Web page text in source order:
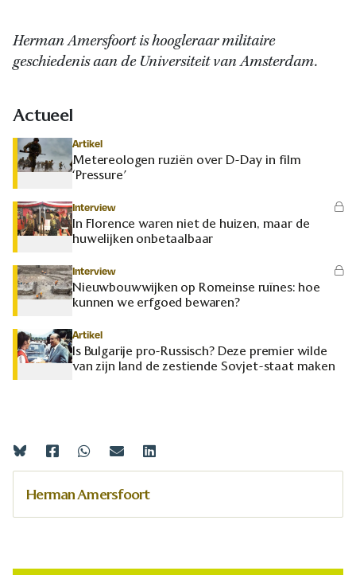
Herman Amersfoort is hoogleraar militaire
geschiedenis aan de Universiteit van Amsterdam.
Actueel
Artikel
Metereologen ruziën over D-Day in film
‘Pressure’
Interview
In Florence waren niet de huizen, maar de
huwelijken onbetaalbaar
Interview
Nieuwbouwwijken op Romeinse ruïnes: hoe
kunnen we erfgoed bewaren?
Artikel
Is Bulgarije pro-Russisch? Deze premier wilde
van zijn land de zestiende Sovjet-staat maken
Herman Amersfoort